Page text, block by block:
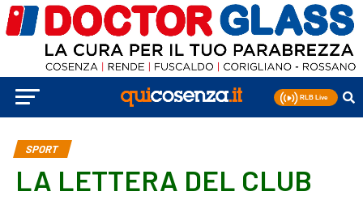
SPORT
LA LETTERA DEL CLUB